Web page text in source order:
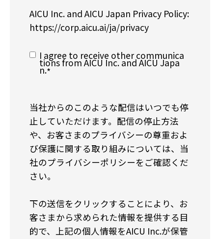
AICU Inc. and AICU Japan Privacy Policy:
https://corp.aicu.ai/ja/privacy
I agree to receive other communica
tions from AICU Inc. and AICU Japa
n.*
当社からのこのような配信はいつでも停
止していただけます。配信の停止方法
や、お客さまのプライバシーの尊重およ
び保護に関する取り組みについては、当
社のプライバシーポリシーをご確認くだ
さい。
下の送信をクリックすることにより、お
客さまから求められた情報を提供する目
的で、上記の個人情報をAICU Inc.が保管